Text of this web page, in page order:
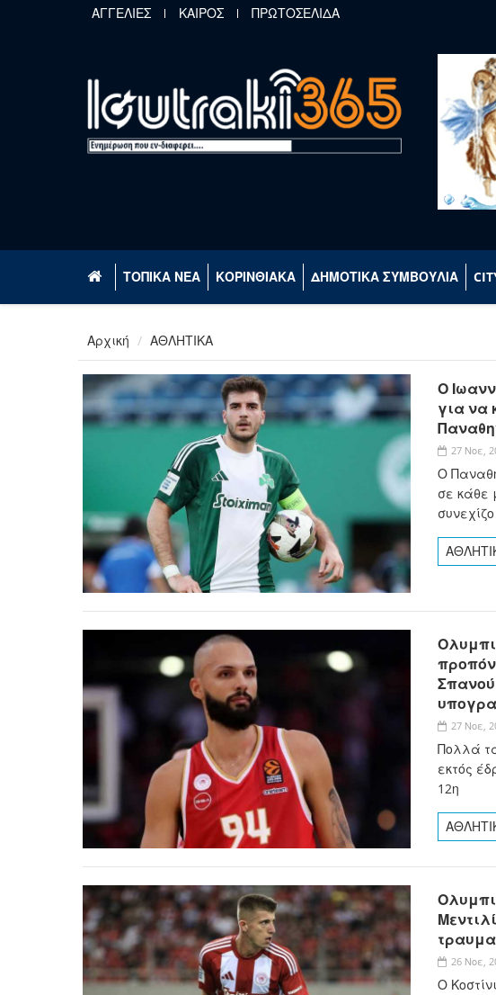
Παράκαμψη προς το κυρίως περιεχόμενο
ΑΓΓΕΛΙΕΣ ΚΑΙΡΟΣ ΠΡΩΤΟΣΕΛΙΔΑ
ΤΟΠΙΚΑ ΝΕΑ ΚΟΡΙΝΘΙΑΚΑ ΔΗΜΟΤΙΚΑ ΣΥΜΒΟΥΛΙΑ
Αρχική ΑΘΛΗΤΙΚΑ
Ο
για να
27 Νοε,
Ο
σε κάθε
συνεχίζο
27 Νοε,
Πολλά
εκτός
12η
26 Νοε,
Ο